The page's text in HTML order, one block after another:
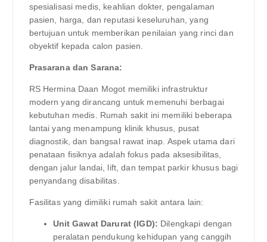
spesialisasi medis, keahlian dokter, pengalaman
pasien, harga, dan reputasi keseluruhan, yang
bertujuan untuk memberikan penilaian yang rinci dan
obyektif kepada calon pasien.
Prasarana dan Sarana:
RS Hermina Daan Mogot memiliki infrastruktur
modern yang dirancang untuk memenuhi berbagai
kebutuhan medis. Rumah sakit ini memiliki beberapa
lantai yang menampung klinik khusus, pusat
diagnostik, dan bangsal rawat inap. Aspek utama dari
penataan fisiknya adalah fokus pada aksesibilitas,
dengan jalur landai, lift, dan tempat parkir khusus bagi
penyandang disabilitas.
Fasilitas yang dimiliki rumah sakit antara lain:
Unit Gawat Darurat (IGD): Dilengkapi dengan
peralatan pendukung kehidupan yang canggih